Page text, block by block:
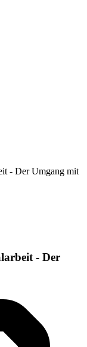
- Der Umgang mit
- Der